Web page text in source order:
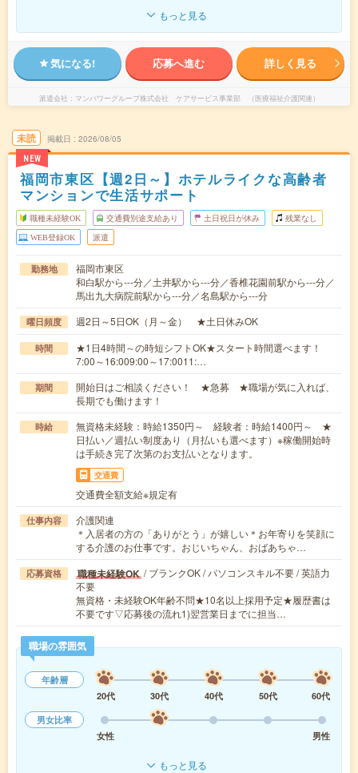
もっと見る
気になる! 応募へ進む 詳しく見る
派遣会社 マンパワーグループ株式会社 ケアサービス事業部 （医療福祉介護関連）
未読
NEW
掲載日 2026/08/05
福岡市東区【週2日～】ホテルライクな高齢者
マンションで生活サポート
職種未経験OK 交通費別途支給あり 土日祝日が休み 残業なし
WEB登録OK 派遣
勤務地
福岡市東区
和白駅から---分／土井駅から---分／香椎花園前駅から---分／
馬出九大病院前駅から---分／名島駅から---分
曜日頻度 週2日～5日OK（月～金） ★土日休みOK
時間
★1日4時間～の時短シフトOK★スタート時間選べます！
7:00～16:009:00～17:0011:…
期間
開始日はご相談ください！ ★急募 ★職場が気に入れば、
長期でも働けます！
時給
無資格未経験：時給1350円～ 経験者：時給1400円～ ★
日払い／週払い制度あり（月払いも選べます）※稼働開始時
は手続き完了次第のお支払いとなります。
交通費
交通費全額支給※規定有
仕事内容
介護関連
＊入居者の方の「ありがとう」が嬉しい＊お年寄りを笑顔に
する介護のお仕事です。おじいちゃん、おばあちゃ…
応募資格 職種未経験OK / ブランクOK / パソコンスキル不要 / 英語力
不要
無資格・未経験OK年齢不問★10名以上採用予定★履歴書は
不要です▽応募後の流れ1)翌営業日までに担当…
職場の雰囲気
年齢層
20代
30代 40代 50代
60代
男女比率
女性
男性
もっと見る